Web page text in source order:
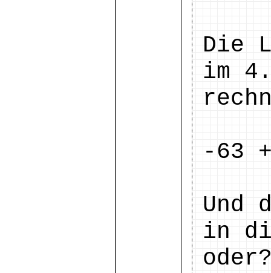
Die
im
-63
Und
in